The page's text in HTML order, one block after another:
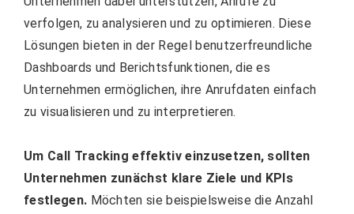
verfolgen, zu analysieren und zu optimieren. Diese
Lösungen bieten in der Regel benutzerfreundliche
Dashboards und Berichtsfunktionen, die es
Unternehmen ermöglichen, ihre Anrufdaten einfach
zu visualisieren und zu interpretieren.
Um Call Tracking effektiv einzusetzen, sollten
Unternehmen zunächst klare Ziele und KPIs
festlegen. Möchten sie beispielsweise die Anzahl